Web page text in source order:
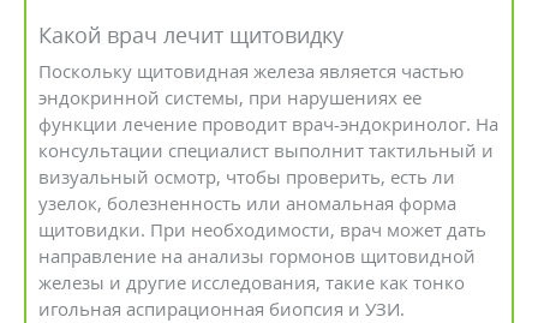
Какой врач лечит щитовидку
Поскольку щитовидная железа является частью
эндокринной системы, при нарушениях ее
функции лечение проводит врач-эндокринолог. На
консультации специалист выполнит тактильный и
визуальный осмотр, чтобы проверить, есть ли
узелок, болезненность или аномальная форма
щитовидки. При необходимости, врач может дать
направление на анализы гормонов щитовидной
железы и другие исследования, такие как тонко
игольная аспирационная биопсия и УЗИ.